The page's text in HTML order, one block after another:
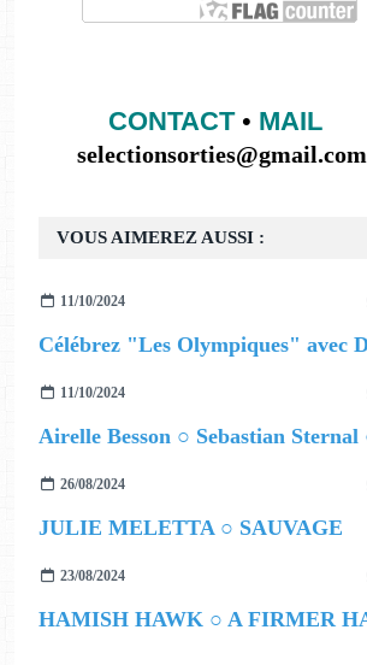
VOUS AIMEREZ AUSSI :
11/10/2024
11/10/2024
26/08/2024
JULIE MELETTA ○ SAUVAGE
23/08/2024
CONTACT• MAIL
selectionsorties@gmail.com